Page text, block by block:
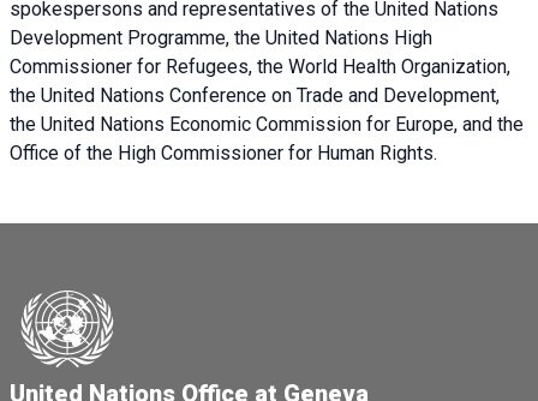
spokespersons and representatives of the United Nations
Development Programme, the United Nations High
Commissioner for Refugees, the World Health Organization,
the United Nations Conference on Trade and Development,
the United Nations Economic Commission for Europe, and the
Office of the High Commissioner for Human Rights.
United Nations Office at Geneva